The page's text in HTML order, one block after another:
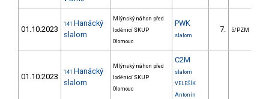
01.10.2023
141 Hanácký
slalom
Mlýnský náhon před
loděnicí SKUP
Olomouc
PWK
slalom
7. 5/PZM
01.10.2023 141 Hanácký
slalom
Mlýnský náhon před
loděnicí SKUP
Olomouc
C2M
slalom
VELEŠÍK
Antonín